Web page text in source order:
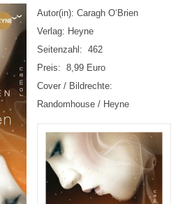
Autor(in): Caragh O‘Brien
Verlag: Heyne
Seitenzahl: 462
Preis: 8,99 Euro
Cover / Bildrechte:
Randomhouse / Heyne